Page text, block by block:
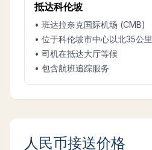
抵达科伦坡
• 班达拉奈克国际机场 (CMB)
• 位于科伦坡市中心以北35公里
• 司机在抵达大厅等候
• 包含航班追踪服务
人民币接送价格